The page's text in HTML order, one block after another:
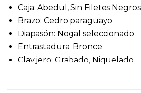
Caja: Abedul, Sin Filetes Negros
Brazo: Cedro paraguayo
Diapasón: Nogal seleccionado
Entrastadura: Bronce
Clavijero: Grabado, Niquelado